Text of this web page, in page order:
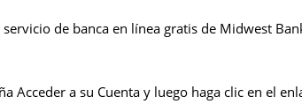
de banca en línea gratis de Midwest
Acceder a su Cuenta y luego haga clic en el